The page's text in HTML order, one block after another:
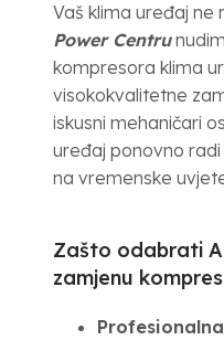
Vaš klima uređaj ne
Power Centru
kompresora klima
visokokvalitetne
iskusni mehaničari
uređaj ponovno
na vremenske
Zašto odabrati
zamjenu